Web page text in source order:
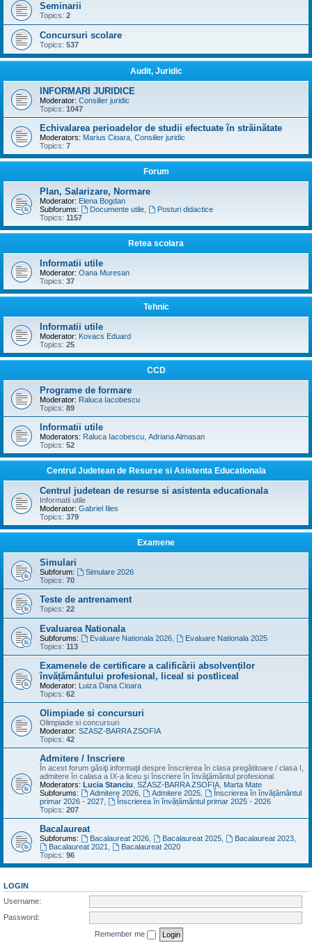
Seminarii
Topics: 2
Concursuri scolare
Topics: 537
Audit, Juridic
INFORMARI JURIDICE
Moderator: Consilier juridic
Topics: 1047
Echivalarea perioadelor de studii efectuate în străinătate
Moderators: Marius Cioara Consilier juridic
Topics: 7
Forum
Plan, Salarizare, Normare
Moderator: Elena Bogdan
Subforums:
Documente utile,
Posturi didactice
Topics: 1157
Retea scolara
Informatii utile
Moderator: Oana Muresan
Topics: 37
Tehnic
Informatii utile
Moderator: Kovacs Eduard
Topics: 25
CCD
Programe de formare
Moderator: Raluca Iacobescu
Topics: 89
Informatii utile
Moderators: Raluca Iacobescu Adriana Almasan
Topics: 52
Centrul Judetean de Resurse si Asistenta Educationala
Centrul judetean de resurse si asistenta educationala
Informatii utile
Moderator: Gabriel Ilies
Topics: 379
Examene
Simulari
Subforum:
Simulare 2026
Topics: 70
Teste de antrenament
Topics: 22
Evaluarea Nationala
Subforums: Evaluare Nationala 2026,
Evaluare Nationala 2025
Topics: 113
Examenele de certificare a calificării absolvenților
învățământului profesional, liceal si postliceal
Moderator: Luiza Dana Cioara
Topics: 62
Olimpiade si concursuri
Olimpiade si concursuri
Moderator: SZASZ-BARRA ZSOFIA
Topics: 42
Admitere / Inscriere
În acest forum găsiţi informaţii despre înscrierea în clasa pregătitoare / clasa I,
admitere în calasa a IX-a liceu şi înscriere în învăţământul profesional
Moderators: Lucia Stanciu SZASZ-BARRA ZSOFIA Marta Mate
Subforums:
Admitere 2026, Admitere 2025,
Înscrierea în învățământul
primar 2026 - 2027
Înscrierea în învățământul primar 2025 - 2026
Topics: 207
Bacalaureat
Subforums: Bacalaureat 2026, Bacalaureat 2025, Bacalaureat 2023,
Bacalaureat 2021
Bacalaureat 2020
Topics: 96
LOGIN
Username:
Password:
Remember me